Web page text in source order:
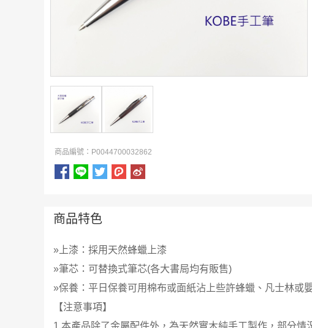
商品編號：P0044700032862
商品特色
»上漆：採用天然蜂蠟上漆
»筆芯：可替換式筆芯(各大書局均有販售)
»保養：平日保養可用棉布或面紙沾上些許蜂蠟、凡士林或
【注意事項】
1.本產品除了金屬配件外，為天然實木純手工製作，部分情